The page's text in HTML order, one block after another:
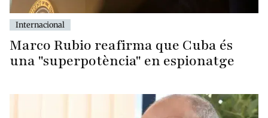
Internacional
Marco Rubio reafirma que Cuba és
una "superpotència" en espionatge